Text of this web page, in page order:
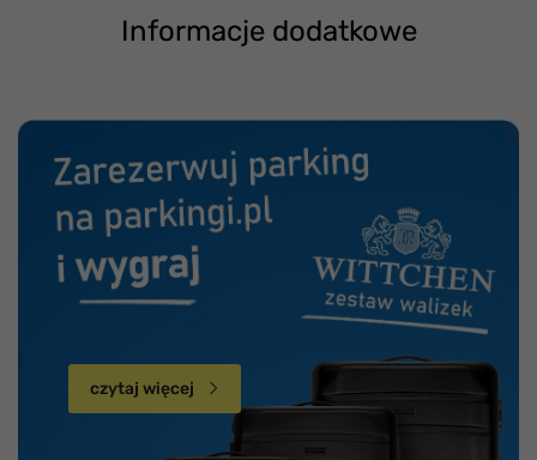
Informacje dodatkowe
czytaj więcej